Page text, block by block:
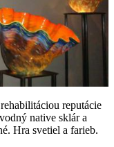
reputácie
native sklár a
Hra svetiel a farieb.